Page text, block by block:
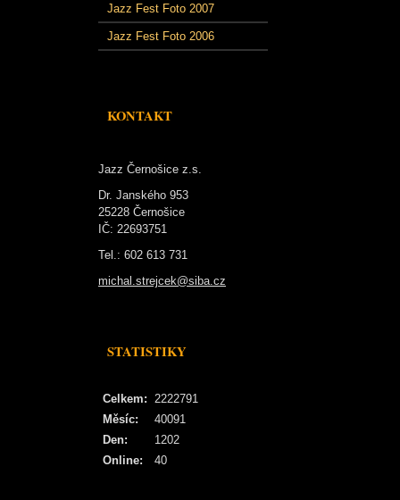
Jazz Fest Foto 2007
Jazz Fest Foto 2006
KONTAKT
Jazz Černošice z.s.
Dr. Janského 953
25228 Černošice
IČ: 22693751
Tel.: 602 613 731
michal.strejcek@siba.cz
STATISTIKY
Online: 40
Celkem: 2222791
Měsíc:
40091
Den:
1202